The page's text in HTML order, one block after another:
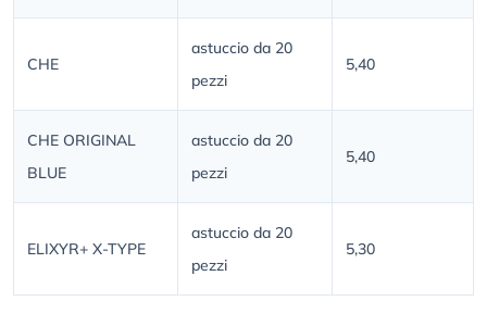
CHE
astuccio da 20
pezzi
5,40
CHE ORIGINAL
BLUE
astuccio da 20
pezzi
5,40
ELIXYR+ X-TYPE
astuccio da 20
pezzi
5,30